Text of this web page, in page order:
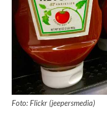
Foto: Flickr (jeepersmedia)